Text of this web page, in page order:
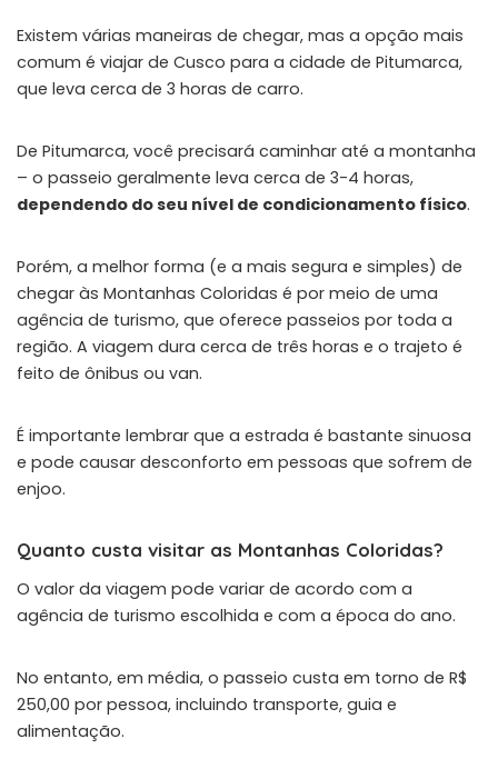
Existem várias maneiras de chegar, mas a opção mais
comum é viajar de Cusco para a cidade de Pitumarca,
que leva cerca de 3 horas de carro.
De Pitumarca, você precisará caminhar até a montanha
– o passeio geralmente leva cerca de 3-4 horas,
dependendo do seu nível de condicionamento físico.
Porém, a melhor forma (e a mais segura e simples) de
chegar às Montanhas Coloridas é por meio de uma
agência de turismo, que oferece passeios por toda a
região. A viagem dura cerca de três horas e o trajeto é
feito de ônibus ou van.
É importante lembrar que a estrada é bastante sinuosa
e pode causar desconforto em pessoas que sofrem de
enjoo.
Quanto custa visitar as Montanhas Coloridas?
O valor da viagem pode variar de acordo com a
agência de turismo escolhida e com a época do ano.
No entanto, em média, o passeio custa em torno de R$
250,00 por pessoa, incluindo transporte, guia e
alimentação.